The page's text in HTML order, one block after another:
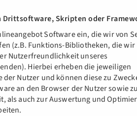
Skripten oder
Software ein, die wir von
(z.B. Funktions-Bibliotheken, die wir
Nutzerfreundlichkeit unseres
Hierbei erheben die jeweiligen
der Nutzer und können diese zu
an den Browser der Nutzer sowie
als auch zur Auswertung und